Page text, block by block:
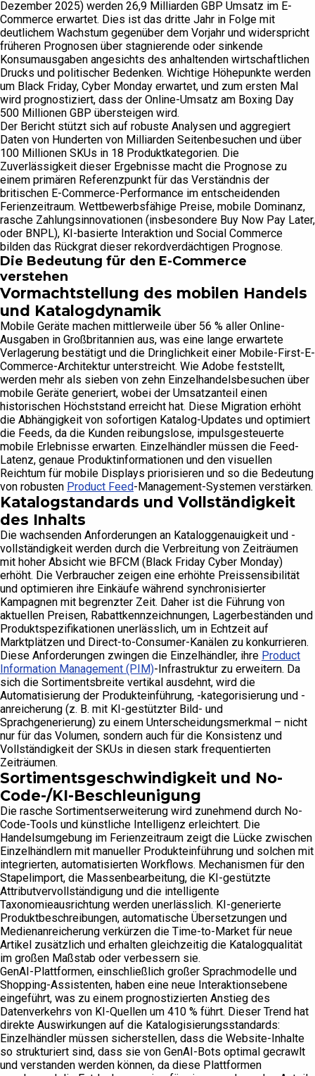
Dezember 2025) werden 26,9 Milliarden GBP Umsatz im E-
Commerce erwartet. Dies ist das dritte Jahr in Folge mit
deutlichem Wachstum gegenüber dem Vorjahr und widerspricht
früheren Prognosen über stagnierende oder sinkende
Konsumausgaben angesichts des anhaltenden wirtschaftlichen
Drucks und politischer Bedenken. Wichtige Höhepunkte werden
um Black Friday, Cyber Monday erwartet, und zum ersten Mal
wird prognostiziert, dass der Online-Umsatz am Boxing Day
500 Millionen GBP übersteigen wird.
Der Bericht stützt sich auf robuste Analysen und aggregiert
Daten von Hunderten von Milliarden Seitenbesuchen und über
100 Millionen SKUs in 18 Produktkategorien. Die
Zuverlässigkeit dieser Ergebnisse macht die Prognose zu
einem primären Referenzpunkt für das Verständnis der
britischen E-Commerce-Performance im entscheidenden
Ferienzeitraum. Wettbewerbsfähige Preise, mobile Dominanz,
rasche Zahlungsinnovationen (insbesondere Buy Now Pay Later,
oder BNPL), KI-basierte Interaktion und Social Commerce
bilden das Rückgrat dieser rekordverdächtigen Prognose.
Die Bedeutung für den E-Commerce
verstehen
Vormachtstellung des mobilen Handels
und Katalogdynamik
Mobile Geräte machen mittlerweile über 56 % aller Online-
Ausgaben in Großbritannien aus, was eine lange erwartete
Verlagerung bestätigt und die Dringlichkeit einer Mobile-First-E-
Commerce-Architektur unterstreicht. Wie Adobe feststellt,
werden mehr als sieben von zehn Einzelhandelsbesuchen über
mobile Geräte generiert, wobei der Umsatzanteil einen
historischen Höchststand erreicht hat. Diese Migration erhöht
die Abhängigkeit von sofortigen Katalog-Updates und optimiert
die Feeds, da die Kunden reibungslose, impulsgesteuerte
mobile Erlebnisse erwarten. Einzelhändler müssen die Feed-
Latenz, genaue Produktinformationen und den visuellen
Reichtum für mobile Displays priorisieren und so die Bedeutung
von robusten Product Feed-Management-Systemen verstärken.
Katalogstandards und Vollständigkeit
des Inhalts
Die wachsenden Anforderungen an Kataloggenauigkeit und -
vollständigkeit werden durch die Verbreitung von Zeiträumen
mit hoher Absicht wie BFCM (Black Friday Cyber Monday)
erhöht. Die Verbraucher zeigen eine erhöhte Preissensibilität
und optimieren ihre Einkäufe während synchronisierter
Kampagnen mit begrenzter Zeit. Daher ist die Führung von
aktuellen Preisen, Rabattkennzeichnungen, Lagerbeständen und
Produktspezifikationen unerlässlich, um in Echtzeit auf
Marktplätzen und Direct-to-Consumer-Kanälen zu konkurrieren.
Diese Anforderungen zwingen die Einzelhändler, ihre Product
Information Management (PIM)-Infrastruktur zu erweitern. Da
sich die Sortimentsbreite vertikal ausdehnt, wird die
Automatisierung der Produkteinführung, -kategorisierung und -
anreicherung (z. B. mit KI-gestützter Bild- und
Sprachgenerierung) zu einem Unterscheidungsmerkmal – nicht
nur für das Volumen, sondern auch für die Konsistenz und
Vollständigkeit der SKUs in diesen stark frequentierten
Zeiträumen.
Sortimentsgeschwindigkeit und No-
Code-/KI-Beschleunigung
Die rasche Sortimentserweiterung wird zunehmend durch No-
Code-Tools und künstliche Intelligenz erleichtert. Die
Handelsumgebung im Ferienzeitraum zeigt die Lücke zwischen
Einzelhändlern mit manueller Produkteinführung und solchen mit
integrierten, automatisierten Workflows. Mechanismen für den
Stapelimport, die Massenbearbeitung, die KI-gestützte
Attributvervollständigung und die intelligente
Taxonomieausrichtung werden unerlässlich. KI-generierte
Produktbeschreibungen, automatische Übersetzungen und
Medienanreicherung verkürzen die Time-to-Market für neue
Artikel zusätzlich und erhalten gleichzeitig die Katalogqualität
im großen Maßstab oder verbessern sie.
GenAI-Plattformen, einschließlich großer Sprachmodelle und
Shopping-Assistenten, haben eine neue Interaktionsebene
eingeführt, was zu einem prognostizierten Anstieg des
Datenverkehrs von KI-Quellen um 410 % führt. Dieser Trend hat
direkte Auswirkungen auf die Katalogisierungsstandards:
Einzelhändler müssen sicherstellen, dass die Website-Inhalte
so strukturiert sind, dass sie von GenAI-Bots optimal gecrawlt
und verstanden werden können, da diese Plattformen